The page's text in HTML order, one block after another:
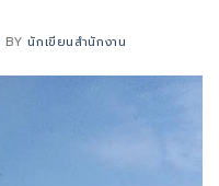
BYนักเขียนสำนักงาน